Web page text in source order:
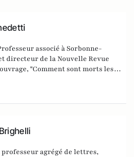
associé à Sorbonne-
directeur de la Nouvelle Revue
, "Comment sont morts les
du pouvoir", est publié aux
2021).
agrégé de lettres,